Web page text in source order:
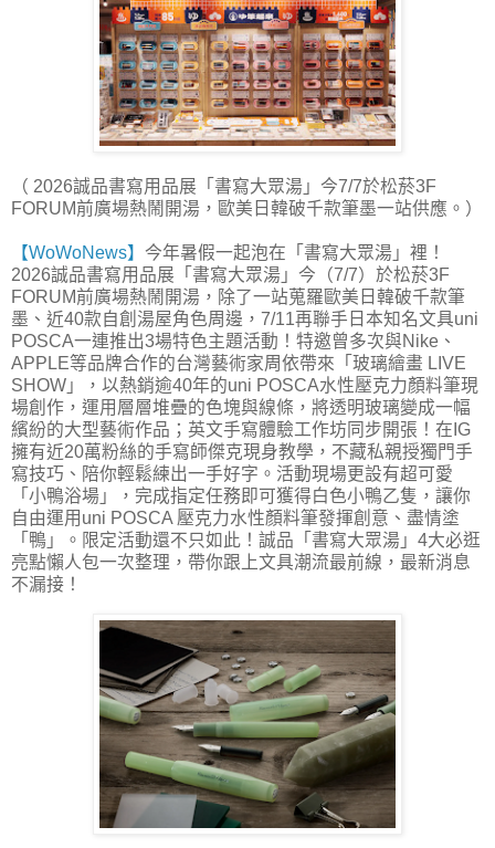
（ 2026誠品書寫用品展「書寫大眾湯」今7/7於松菸3F
FORUM前廣場熱鬧開湯，歐美日韓破千款筆墨一站供應。）
【WoWoNews】 今年暑假一起泡在「書寫大眾湯」裡！
2026誠品書寫用品展「書寫大眾湯」今（7/7）於松菸3F
FORUM前廣場熱鬧開湯，除了一站蒐羅歐美日韓破千款筆
墨、近40款自創湯屋角色周邊，7/11再聯手日本知名文具uni
POSCA一連推出3場特色主題活動！特邀曾多次與Nike、
APPLE等品牌合作的台灣藝術家周依帶來「玻璃繪畫 LIVE
SHOW」，以熱銷逾40年的uni POSCA水性壓克力顏料筆現
場創作，運用層層堆疊的色塊與線條，將透明玻璃變成一幅
繽紛的大型藝術作品；英文手寫體驗工作坊同步開張！在IG
擁有近20萬粉絲的手寫師傑克現身教學，不藏私親授獨門手
寫技巧、陪你輕鬆練出一手好字。活動現場更設有超可愛
「小鴨浴場」，完成指定任務即可獲得白色小鴨乙隻，讓你
自由運用uni POSCA 壓克力水性顏料筆發揮創意、盡情塗
「鴨」。限定活動還不只如此！誠品「書寫大眾湯」4大必逛
亮點懶人包一次整理，帶你跟上文具潮流最前線，最新消息
不漏接！